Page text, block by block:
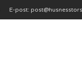
E-post: